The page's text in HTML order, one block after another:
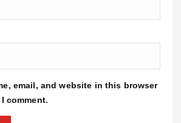
email, and website in this browser
comment.